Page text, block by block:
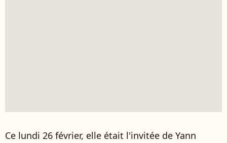
Ce lundi 26 février, elle était l'invitée de Yann